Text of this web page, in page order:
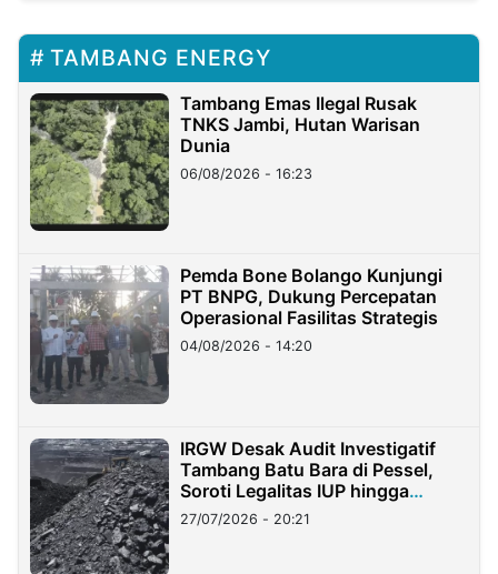
TAMBANG ENERGY
Tambang Emas Ilegal Rusak
TNKS Jambi, Hutan Warisan
Dunia
06/08/2026 - 16:23
Pemda Bone Bolango Kunjungi
PT BNPG, Dukung Percepatan
Operasional Fasilitas Strategis
04/08/2026 - 14:20
IRGW Desak Audit Investigatif
Tambang Batu Bara di Pessel,
Soroti Legalitas IUP hingga
Stockpile
27/07/2026 - 20:21